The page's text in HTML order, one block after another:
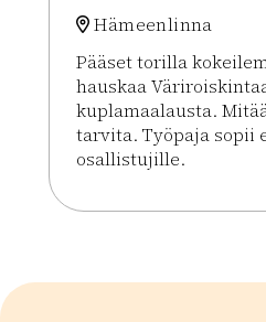
Hämeenlinna
Pääset torilla
hauskaa
kuplamaalausta.
tarvita. Työpaja sopii
osallistujille.
Lue lisää